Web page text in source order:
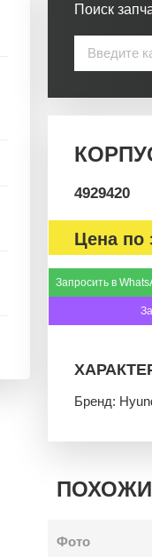
Поиск
4929420
Цена по
Запросить в
Бренд:
Фото